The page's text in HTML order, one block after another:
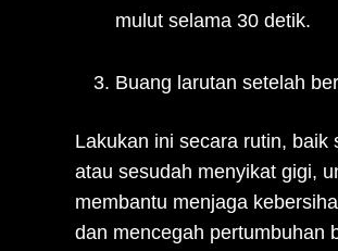
mulut selama 30 detik.
Buang larutan setelah
Lakukan ini secara rutin, baik
atau sesudah menyikat gigi,
membantu menjaga
dan mencegah pertumbuhan